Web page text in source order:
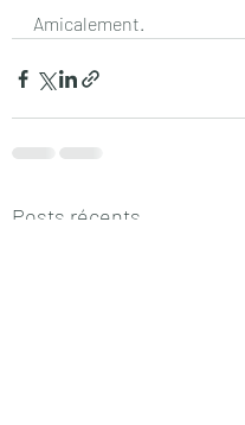
Amicalement.
Posts récents